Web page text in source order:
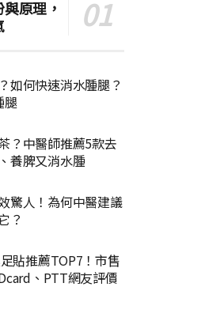
原理，
如何快速消水腫腿？
腿
？中醫師推薦5款去
養脾又消水腫
驚人！為何中醫建議
？
貼推薦TOP7！市售
、PTT網友評價